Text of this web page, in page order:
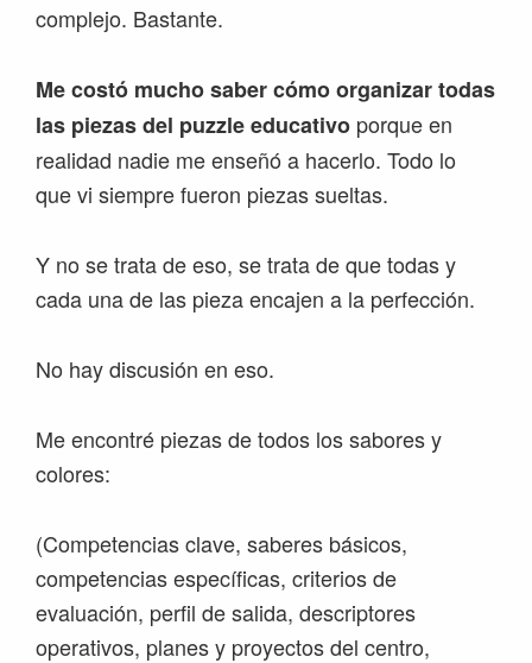
complejo. Bastante.
Me costó mucho saber cómo organizar todas
las piezas del puzzle educativo porque en
realidad nadie me enseñó a hacerlo. Todo lo
que vi siempre fueron piezas sueltas.
Y no se trata de eso, se trata de que todas y
cada una de las pieza encajen a la perfección.
No hay discusión en eso.
Me encontré piezas de todos los sabores y
colores:
(Competencias clave, saberes básicos,
competencias específicas, criterios de
evaluación, perfil de salida, descriptores
operativos, planes y proyectos del centro,